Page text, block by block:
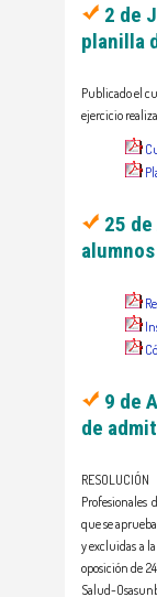
2 de
planilla
Publicado el
ejercicio
25
9 de
de
Profesionales
que se
y excluidas a
oposición de
Salud-